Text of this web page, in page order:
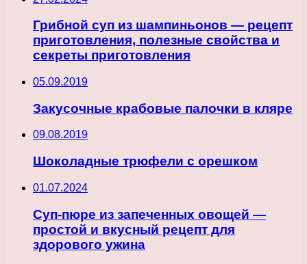
Грибной суп из шампиньонов — рецепт
приготовления, полезные свойства и
секреты приготовления
05.09.2019
Закусочные крабовые палочки в кляре
09.08.2019
Шоколадные трюфели с орешком
01.07.2024
Суп-пюре из запеченных овощей —
простой и вкусный рецепт для
здорового ужина